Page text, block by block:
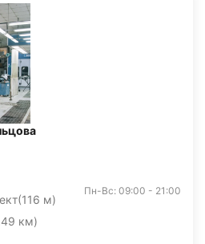
(116 м)
км)
Пн-Вс: 09:00 - 21:00